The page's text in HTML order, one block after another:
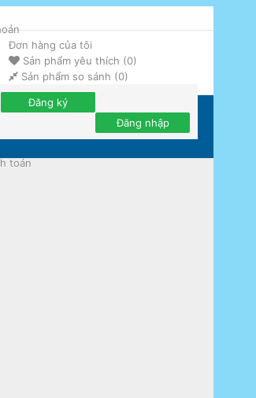
Đơn hàng của tôi
Sản phẩm yêu thích (0)
Sản phẩm so sánh (0)
Đăng ký
Đăng nhập
toán